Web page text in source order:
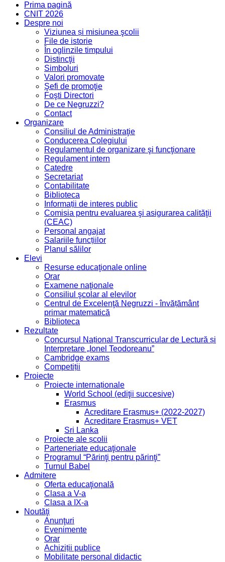
Prima pagină
CNIT 2026
Despre noi
Viziunea și misiunea şcolii
File de istorie
În oglinzile timpului
Distincţii
Simboluri
Valori promovate
Şefi de promoţie
Foşti Directori
De ce Negruzzi?
Contact
Organizare
Consiliul de Administraţie
Conducerea Colegiului
Regulamentul de organizare şi funcţionare
Regulament intern
Catedre
Secretariat
Contabilitate
Biblioteca
Informații de interes public
Comisia pentru evaluarea şi asigurarea calităţii
(CEAC)
Personal angajat
Salariile funcțiilor
Planul sălilor
Elevi
Resurse educaţionale online
Orar
Examene naţionale
Consiliul şcolar al elevilor
Centrul de Excelenţă Negruzzi - învățământ
primar matematică
Biblioteca
Rezultate
Concursul Național Transcurricular de Lectură și
Interpretare „Ionel Teodoreanu”
Cambridge exams
Competiții
Proiecte
Proiecte internaționale
World School (ediţii succesive)
Erasmus
Acreditare Erasmus+ (2022-2027)
Acreditare Erasmus+ VET
Sri Lanka
Proiecte ale școlii
Parteneriate educaţionale
Programul “Părinţi pentru părinţi”
Turnul Babel
Admitere
Oferta educaţională
Clasa a V-a
Clasa a IX-a
Noutăţi
Anunţuri
Evenimente
Orar
Achiziții publice
Mobilitate personal didactic